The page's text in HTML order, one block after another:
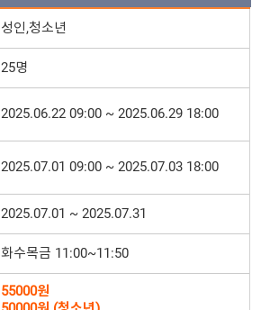
성인,청소년
25명
2025.06.22 09:00 ~ 2025.06.29 18:00
2025.07.01 09:00 ~ 2025.07.03 18:00
2025.07.01 ~ 2025.07.31
화수목금 11:00~11:50
55000원